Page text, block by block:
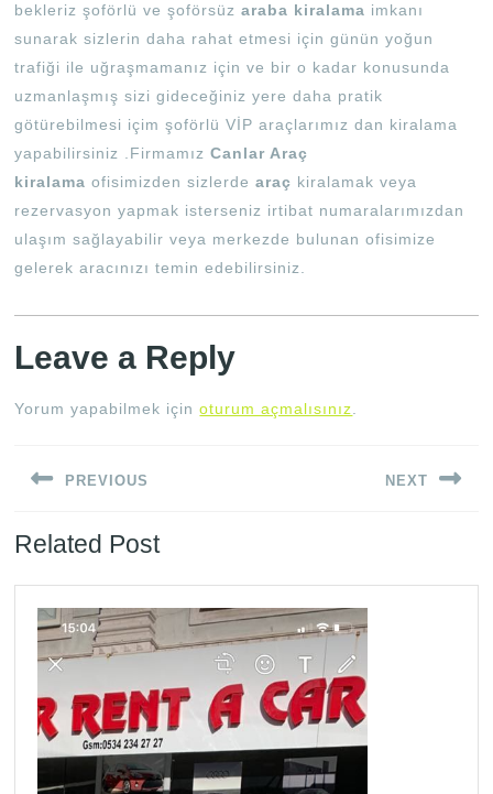
bekleriz şoförlü ve şoförsüzaraba kiralama imkanı
sunarak sizlerin daha rahat etmesi için günün yoğun
trafiği ile uğraşmamanız için ve bir o kadar konusunda
uzmanlaşmış sizi gideceğiniz yere daha pratik
götürebilmesi içim şoförlü VİP araçlarımız dan kiralama
yapabilirsiniz .FirmamızCanlar Araç
kiralama ofisimizden sizlerdearaç kiralamak veya
rezervasyon yapmak isterseniz irtibat numaralarımızdan
ulaşım sağlayabilir veya merkezde bulunan ofisimize
gelerek aracınızı temin edebilirsiniz.
Leave a Reply
Yorum yapabilmek içinoturum açmalısınız
gezinmesi
PREVIOUS
post:
NEXT
Related Post